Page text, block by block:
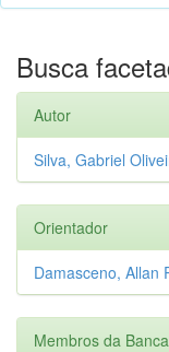
Busca
Autor
Silva, Gabriel
Orientador
Damasceno, Allan
Membros da Banca